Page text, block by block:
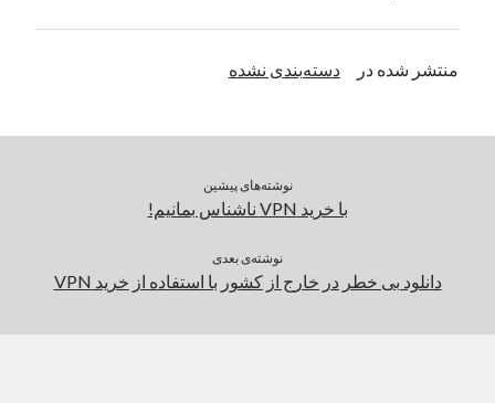
منتشر شده در دسته‌بندی نشده
نوشته‌های پیشین
با خرید VPN ناشناس بمانیم!
نوشته‌ی بعدی
دانلود بی خطر در خارج از کشور با استفاده از خرید VPN